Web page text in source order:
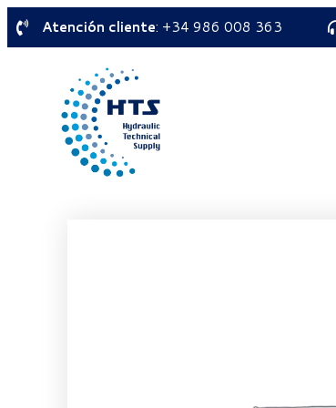
Atención cliente: +34 986 008 363